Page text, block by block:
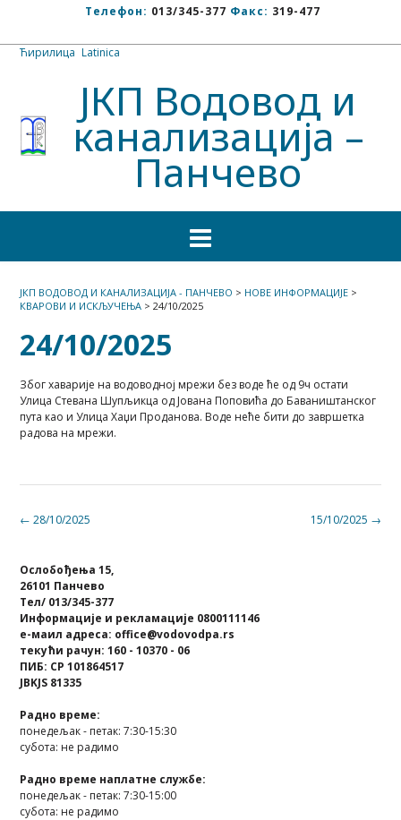
Телефон: 013/345-377 Факс: 319-477
Ћирилица Latinica
ЈКП Водовод и
канализација –
Панчево
ЈКП ВОДОВОД И КАНАЛИЗАЦИЈА - ПАНЧЕВО > НОВЕ ИНФОРМАЦИЈЕ >
КВАРОВИ И ИСКЉУЧЕЊА > 24/10/2025
24/10/2025
Због хаварије на водоводној мрежи без воде ће од 9ч остати
Улица Стевана Шупљикца од Јована Поповића до Баваништанског
пута као и Улица Хаџи Проданова. Воде неће бити до завршетка
радова на мрежи.
Post 15/10/2025 →
← 28/10/2025
Ослобођења 15,
26101 Панчево
Тел/ 013/345-377
Информације и рекламације 0800111146
е-маил адреса: office@vodovodpa.rs
текући рачун: 160 - 10370 - 06
ПИБ: СР 101864517
JBKJS 81335
Радно време:
понедељак - петак: 7:30-15:30
субота: не радимо
Радно време наплатне службе:
понедељак - петак: 7:30-15:00
субота: не радимо